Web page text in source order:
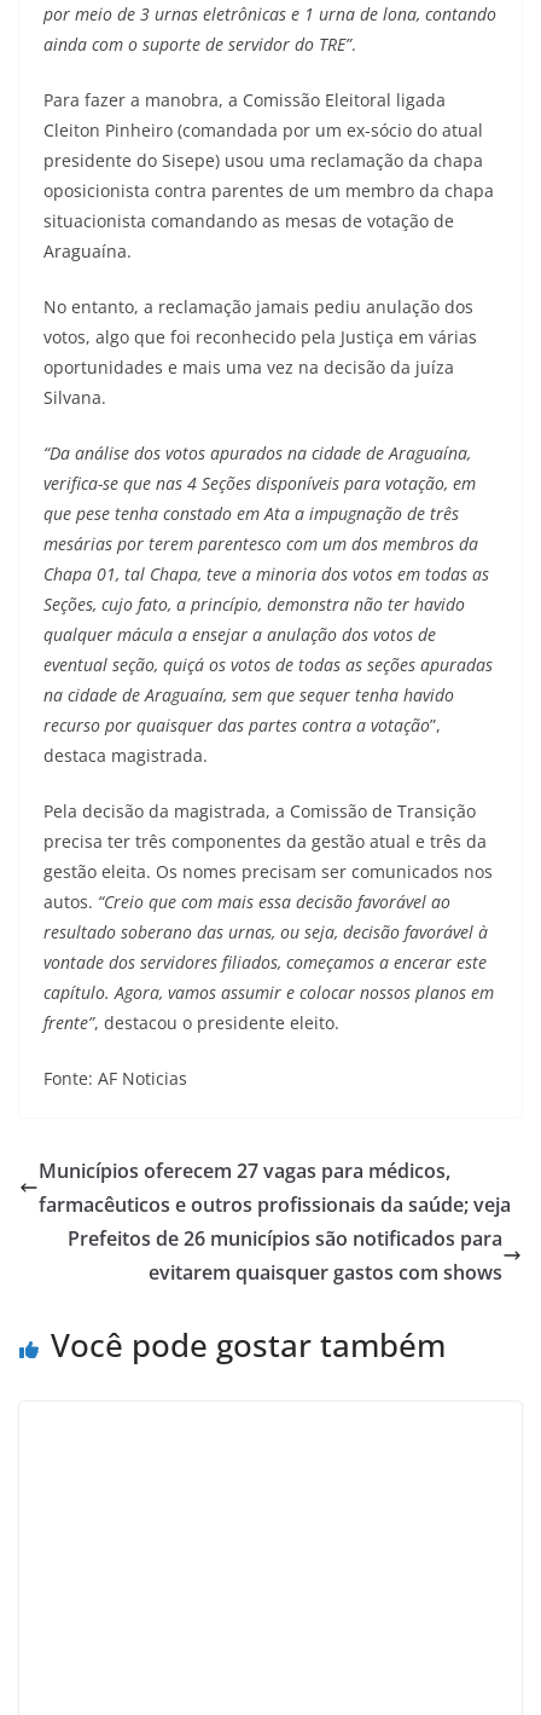
por meio de 3 urnas eletrônicas e 1 urna de lona, contando
ainda com o suporte de servidor do TRE”.
Para fazer a manobra, a Comissão Eleitoral ligada
Cleiton Pinheiro (comandada por um ex-sócio do atual
presidente do Sisepe) usou uma reclamação da chapa
oposicionista contra parentes de um membro da chapa
situacionista comandando as mesas de votação de
Araguaína.
No entanto, a reclamação jamais pediu anulação dos
votos, algo que foi reconhecido pela Justiça em várias
oportunidades e mais uma vez na decisão da juíza
Silvana.
“Da análise dos votos apurados na cidade de Araguaína,
verifica-se que nas 4 Seções disponíveis para votação, em
que pese tenha constado em Ata a impugnação de três
mesárias por terem parentesco com um dos membros da
Chapa 01, tal Chapa, teve a minoria dos votos em todas as
Seções, cujo fato, a princípio, demonstra não ter havido
qualquer mácula a ensejar a anulação dos votos de
eventual seção, quiçá os votos de todas as seções apuradas
na cidade de Araguaína, sem que sequer tenha havido
recurso por quaisquer das partes contra a votação”,
destaca magistrada.
Pela decisão da magistrada, a Comissão de Transição
precisa ter três componentes da gestão atual e três da
gestão eleita. Os nomes precisam ser comunicados nos
autos. “Creio que com mais essa decisão favorável ao
resultado soberano das urnas, ou seja, decisão favorável à
vontade dos servidores filiados, começamos a encerar este
capítulo. Agora, vamos assumir e colocar nossos planos em
frente”, destacou o presidente eleito.
Fonte: AF Noticias
Municípios oferecem 27 vagas para médicos,
farmacêuticos e outros profissionais da saúde; veja
Prefeitos de 26 municípios são notificados para
evitarem quaisquer gastos com shows
Você pode gostar também